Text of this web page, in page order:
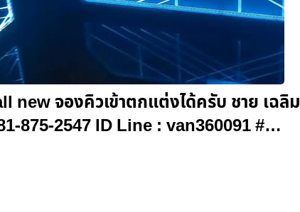
new จองคิวเข้าตกแต่งได้ครับ ชาย เฉลิม
875-2547 ID Line : van360091 #…